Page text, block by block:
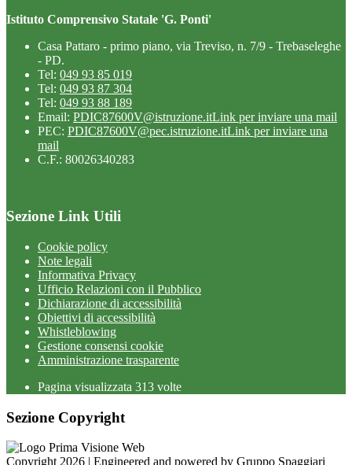
Istituto Comprensivo Statale 'G. Ponti'
Casa Pattaro - primo piano, via Treviso, n. 7/9 - Trebaseleghe
- PD.
Tel: 049 93 85 019
Tel: 049 93 87 304
Tel: 049 93 88 189
Email: PDIC87600V@istruzione.itLink per inviare una mail
PEC: PDIC87600V@pec.istruzione.itLink per inviare una
mail
C.F.: 80026340283
Sezione Link Utili
Cookie policy
Note legali
Informativa Privacy
Ufficio Relazioni con il Pubblico
Dichiarazione di accessibilità
Obiettivi di accessibilità
Whistleblowing
Gestione consensi cookie
Amministrazione trasparente
Pagina visualizzata 313 volte
Sezione Copyright
Copyright 2026 | Engineered and powered by Gruppo Spaggiari